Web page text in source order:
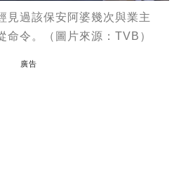
見過該保安阿婆幾次與業主
命令。（圖片來源：TVB）
廣告